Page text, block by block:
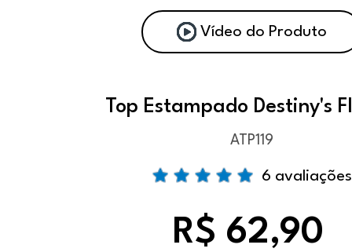
Vídeo do Produto
Top Estampado Destiny's
ATP119
6 avaliações
R$ 62,90